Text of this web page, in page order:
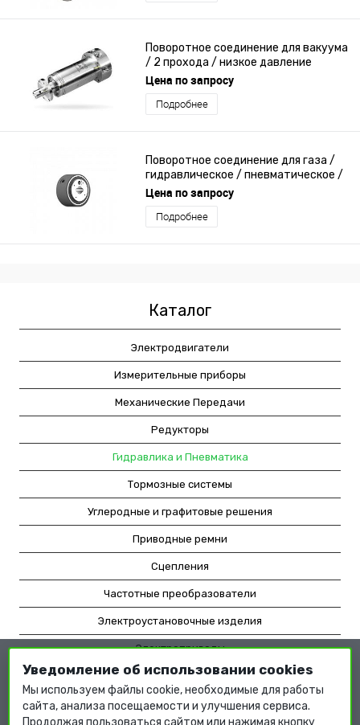
Поворотное соединение для вакуума
/ 2 прохода / низкое давление
Цена по запросу
Подробнее
Поворотное соединение для газа /
гидравлическое / пневматическое /
из нержавеющей стали
Цена по запросу
Подробнее
Каталог
Электродвигатели
Измерительные приборы
Механические Передачи
Редукторы
Гидравлика и Пневматика
Тормозные системы
Углеродные и графитовые решения
Приводные ремни
Сцепления
Частотные преобразователи
Электроустановочные изделия
Электроприводы
Насосное оборудование
Мотор-редукторы
Уведомление об использовании cookies
Мы используем файлы cookie, необходимые для работы
сайта, анализа посещаемости и улучшения сервиса.
Продолжая пользоваться сайтом или нажимая кнопку